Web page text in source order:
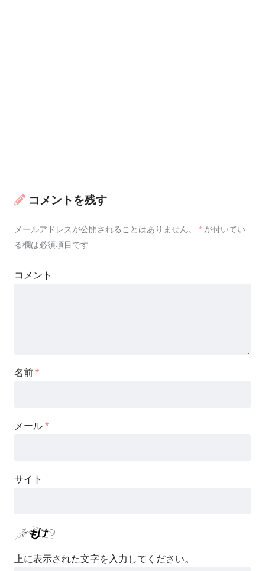
コメントを残す
メールアドレスが公開されることはありません。 * が付いてい
る欄は必須項目です
コメント
名前 *
メール *
サイト
上に表示された文字を入力してください。